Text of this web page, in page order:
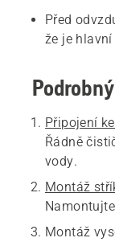
Před
že je
Připojení
Řádně
vody.
Montáž
Montáž